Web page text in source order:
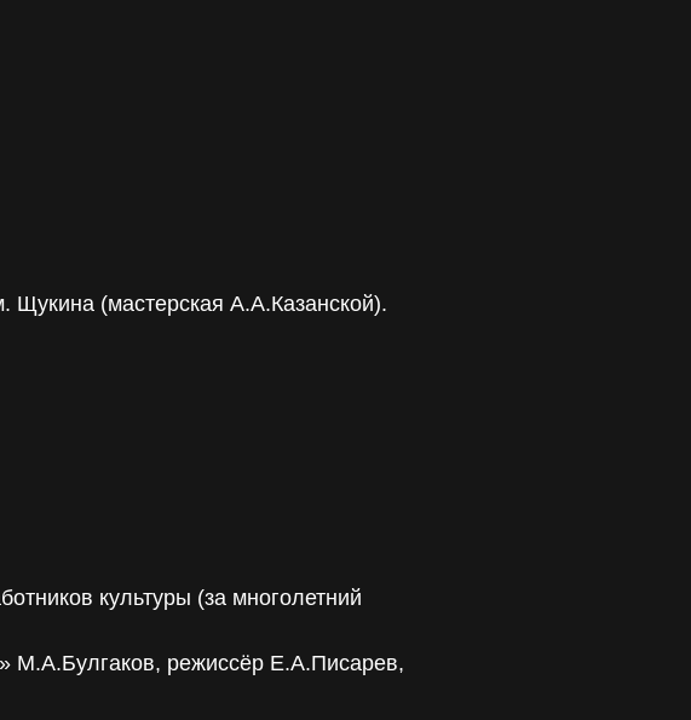
Щукина (мастерская А.А.Казанской).
культуры (за многолетний
М.А.Булгаков, режиссёр Е.А.Писарев,